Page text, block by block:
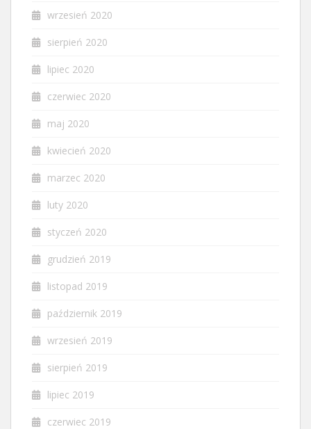
wrzesień 2020
sierpień 2020
lipiec 2020
czerwiec 2020
maj 2020
kwiecień 2020
marzec 2020
luty 2020
styczeń 2020
grudzień 2019
listopad 2019
październik 2019
wrzesień 2019
sierpień 2019
lipiec 2019
czerwiec 2019